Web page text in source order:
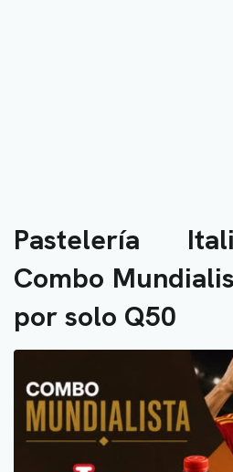
Pastelería
Combo
por solo Q50